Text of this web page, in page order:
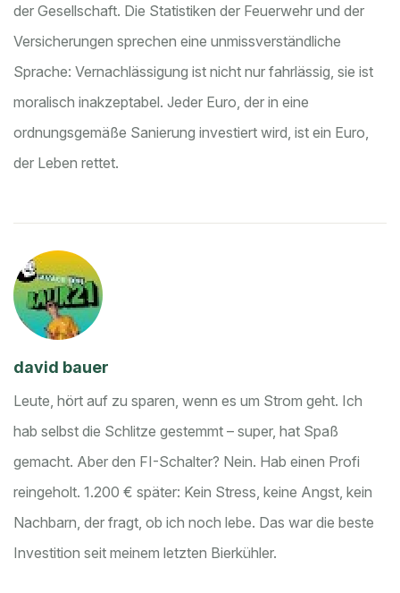
der Gesellschaft. Die Statistiken der Feuerwehr und der
Versicherungen sprechen eine unmissverständliche
Sprache: Vernachlässigung ist nicht nur fahrlässig, sie ist
moralisch inakzeptabel. Jeder Euro, der in eine
ordnungsgemäße Sanierung investiert wird, ist ein Euro,
der Leben rettet.
david bauer
Leute, hört auf zu sparen, wenn es um Strom geht. Ich
hab selbst die Schlitze gestemmt – super, hat Spaß
gemacht. Aber den FI-Schalter? Nein. Hab einen Profi
reingeholt. 1.200 € später: Kein Stress, keine Angst, kein
Nachbarn, der fragt, ob ich noch lebe. Das war die beste
Investition seit meinem letzten Bierkühler.